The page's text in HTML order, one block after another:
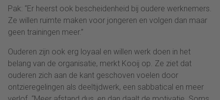
Pak: “Er heerst ook bescheidenheid bij oudere werknemers.
Ze willen ruimte maken voor jongeren en volgen dan maar
geen trainingen meer.”
Ouderen zijn ook erg loyaal en willen werk doen in het
belang van de organisatie, merkt Kooij op. Ze ziet dat
ouderen zich aan de kant geschoven voelen door
ontzieregelingen als deeltijdwerk, een sabbatical en meer